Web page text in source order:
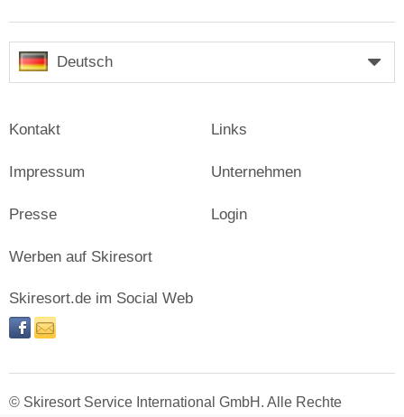
Deutsch
Kontakt
Impressum
Presse
Links
Unternehmen
Login
Werben auf Skiresort
Skiresort.de im Social Web
facebooknewsletter
© Skiresort Service International GmbH. Alle Rechte